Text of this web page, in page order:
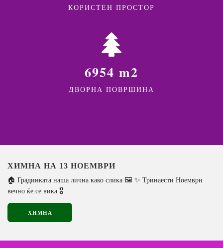
КОРИСТЕН ПРОСТОР
6954 m2
ДВОРНА ПОВРШИНА
ХИМНА НА 13 НОЕМВРИ
🏠 Градинката наша лична како слика 🖼️ ✨ Тринаести Ноември
вечно ќе се вика 🎖️
ХИМНА